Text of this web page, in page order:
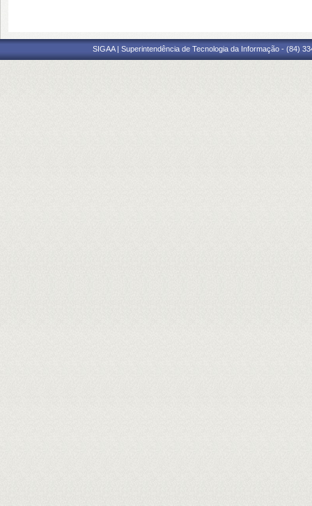
SIGAA | Superintendência de Tecnologia da Informação - (84)